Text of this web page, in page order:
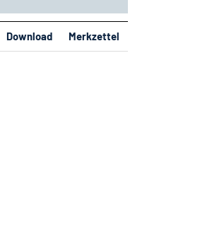
Download Merkzettel